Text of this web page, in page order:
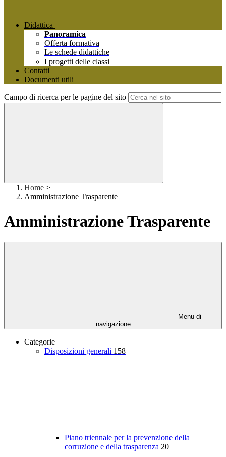
Didattica
Panoramica
Offerta formativa
Le schede didattiche
I progetti delle classi
Contatti
Documenti utili
Campo di ricerca per le pagine del sito
Home >
Amministrazione Trasparente
Amministrazione Trasparente
Menu di
navigazione
Categorie
Disposizioni generali 158
Piano triennale per la prevenzione della
corruzione e della trasparenza 20